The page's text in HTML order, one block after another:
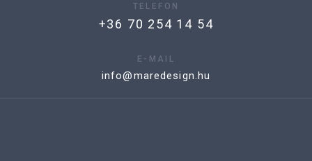
TELEFON
+36 70 254 14 54
E-MAIL
info@maredesign.hu